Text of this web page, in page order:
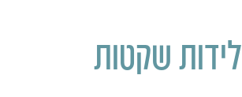
שקטות